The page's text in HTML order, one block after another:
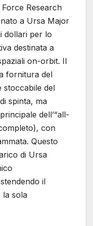
Force Research
a Ursa Major
dollari per lo
destinata a
on-orbit. Il
fornitura del
stoccabile del
spinta, ma
dell’“all-
con
Questo
di Ursa
il
la sola